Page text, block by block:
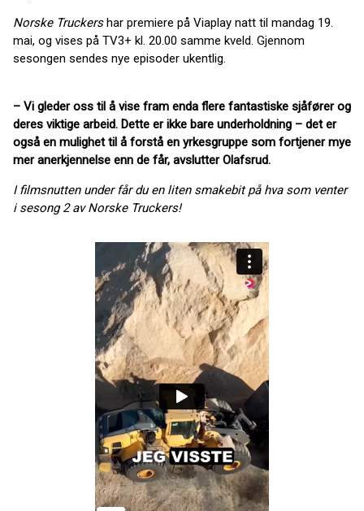
Norske Truckershar premiere på Viaplay natt til mandag 19.
mai, og vises på TV3+ kl. 20.00 samme kveld. Gjennom
sesongen sendes nye episoder ukentlig.
– Vi gleder oss til å vise fram enda flere fantastiske sjåfører og
deres viktige arbeid. Dette er ikke bare underholdning – det er
også en mulighet til å forstå en yrkesgruppe som fortjener mye
mer anerkjennelse enn de får, avslutter Olafsrud.
I filmsnutten under får du en liten smakebit på hva som venter
i sesong 2 av Norske Truckers!